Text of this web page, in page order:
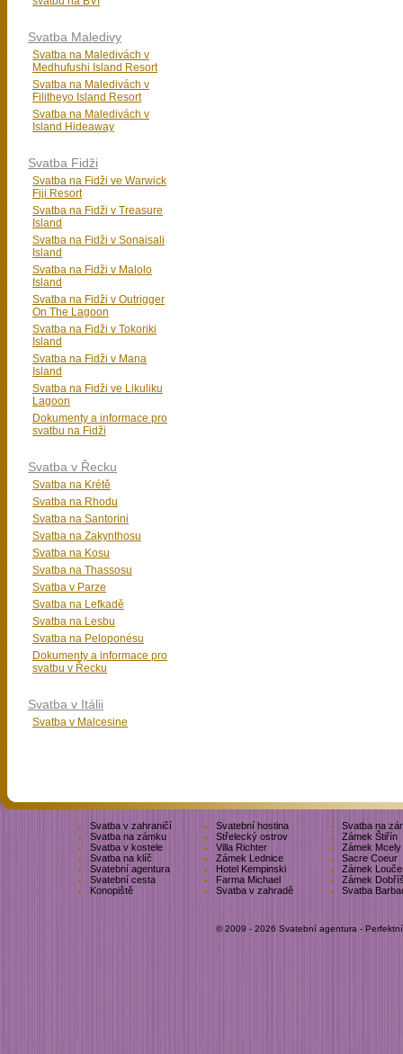
Svatba Maledivy
Svatba na Maledivách v
Medhufushi Island Resort
Svatba na Maledivách v
Filitheyo Island Resort
Svatba na Maledivách v
Island Hideaway
Svatba Fidži
Svatba na Fidži ve Warwick
Fiji Resort
Svatba na Fidži v Treasure
Island
Svatba na Fidži v Sonaisali
Island
Svatba na Fidži v Malolo
Island
Svatba na Fidži v Outrigger
On The Lagoon
Svatba na Fidži v Tokoriki
Island
Svatba na Fidži v Mana
Island
Svatba na Fidži ve Likuliku
Lagoon
Dokumenty a informace pro
svatbu na Fidži
Svatba v Řecku
Svatba na Krétě
Svatba na Rhodu
Svatba na Santorini
Svatba na Zakynthosu
Svatba na Kosu
Svatba na Thassosu
Svatba v Parze
Svatba na Lefkadě
Svatba na Lesbu
Svatba na Peloponésu
Dokumenty a informace pro
svatbu v Řecku
Svatba v Itálii
Svatba v Malcesine
Svatba v zahraničí Svatební hostina
Svatba na
Svatba na zámku
Střelecký ostrov
Zámek Štiřín
Svatba v kostele
Villa Richter
Zámek Mcely
Svatba na klíč
Zámek Lednice
Sacre Coeur
Svatební agentura
Hotel Kempinski
Zámek
Svatební cesta
Farma Michael
Zámek
Konopiště
Svatba v zahradě Svatba
© 2009 - 2026 Svatební agentura -